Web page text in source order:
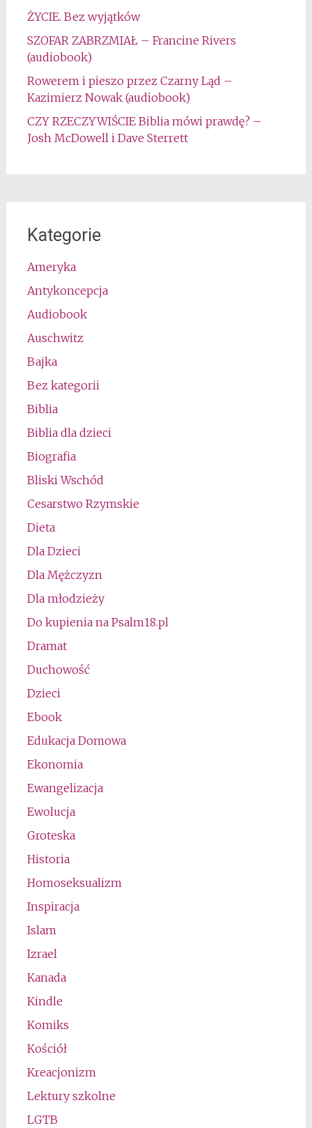
ŻYCIE. Bez wyjątków
SZOFAR ZABRZMIAŁ – Francine Rivers
(audiobook)
Rowerem i pieszo przez Czarny Ląd –
Kazimierz Nowak (audiobook)
CZY RZECZYWIŚCIE Biblia mówi prawdę? –
Josh McDowell i Dave Sterrett
Kategorie
Ameryka
Antykoncepcja
Audiobook
Auschwitz
Bajka
Bez kategorii
Biblia
Biblia dla dzieci
Biografia
Bliski Wschód
Cesarstwo Rzymskie
Dieta
Dla Dzieci
Dla Mężczyzn
Dla młodzieży
Do kupienia na Psalm18.pl
Dramat
Duchowość
Dzieci
Ebook
Edukacja Domowa
Ekonomia
Ewangelizacja
Ewolucja
Groteska
Historia
Homoseksualizm
Inspiracja
Islam
Izrael
Kanada
Kindle
Komiks
Kościół
Kreacjonizm
Lektury szkolne
LGTB